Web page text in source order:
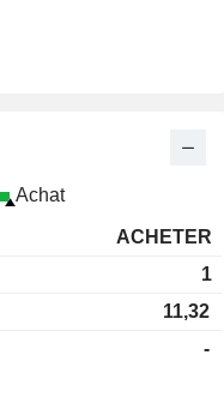
Achat
ACHETER
1
11,32
-